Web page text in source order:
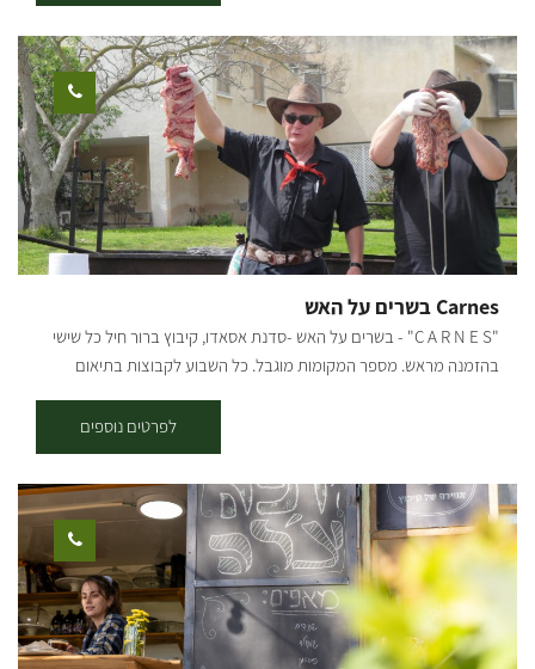
המדינה – מקום שעוצר את הזמן ומספר את סיפורה של ההתיישבות בנגב.
חגי הורביץ, הבעלים והיזם, ממשיך את חזונו שהחל בשנת 2021 עם "קפה
בסיבוב" בחץ השחור, סמוך למפלסים. עגלת הקפה האהובה, שזכתה
לקהל מבקרים רחב, נחרבה ב-7/10, וכיום נולדה מחדש במיקום הקסום
באתר הראשונים. "קפה בסיבוב" הוא נקודת עצירה מושלמת למטיילים,
משפחות וחובבי טבע. [gallery columns="5"
ids="27213,27211,27209,27207,29630,29628,29626,29624,29622,29
620,29618,29616,29614,29633,29635,29637,34215,34217,34219,342
21" orderby="rand"]
Carnes בשרים על האש
"C A R N E S" - בשרים על האש -סדנת אסאדו, קיבוץ ברור חיל כל שישי
בהזמנה מראש. מספר המקומות מוגבל. כל השבוע לקבוצות בתיאום
סוגי הבשרים ומה מתאים למי - הסברים על אופן ההכנה - הסברים ועשיה
משותפת בהכנת צ'ימיצ'ורי, לחם שום, קאיפיריניה ולשים את הכל על האש.
- כל ההסברים וההכנות נעשים מול המשתתפים וחלקם בהשתתפותם
הפעילה. במהלך הסדנה "מנשנשים" לחם שום שהכנו במקום, חזה עוף
בצ'ילי מתוק, קבבים וכל זה כדי להתלוות לשתיית הקאיפיריניה. אחרי כל
ההסברים, הכנות ושתיה עוברים לחלק העיקרי, ארוחה בשרית
הכוללת:אנטריקוט מיושן, פיקניה ,(תלוי זמינות), אסאדו ללא עצם (לכמות
משתתפים של 15+ איש) פרגיות, צ'וריסוס, סלטים, אורז ושעועית שחורה
(מאכל ברזילאי טיפוסי). כל הסדנה מלווה בהסברים על הנעשה, הלמה
לפרטים נוספים